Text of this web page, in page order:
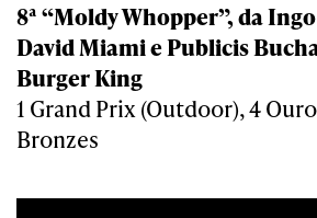
8ª “Moldy Whopper”, da
David Miami e Publicis
Burger King
1 Grand Prix (Outdoor), 4
Bronzes